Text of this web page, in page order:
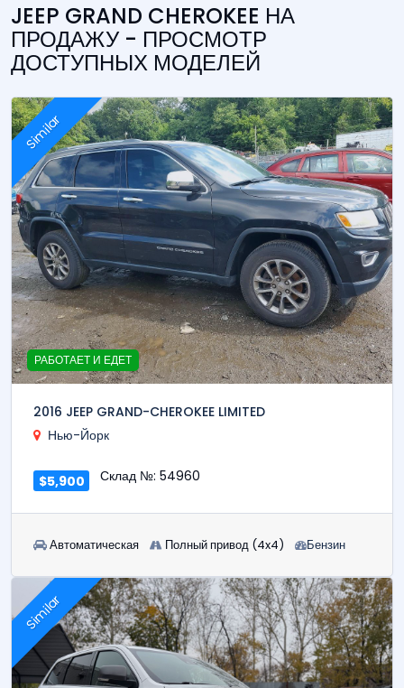
JEEP GRAND CHEROKEE НА
ПРОДАЖУ - ПРОСМОТР
ДОСТУПНЫХ МОДЕЛЕЙ
Similar
РАБОТАЕТ И ЕДЕТ
2016 JEEP GRAND-CHEROKEE LIMITED
Нью-Йорк
$5,900 Склад №: 54960
Автоматическая Полный привод (4x4) Бензин
Similar